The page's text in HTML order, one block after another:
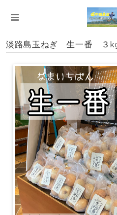
淡路島玉ねぎ 生一番 ３